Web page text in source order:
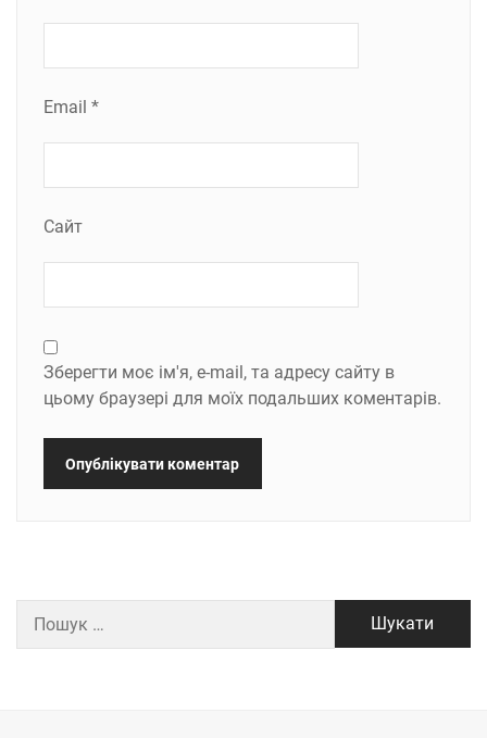
Email *
Сайт
Зберегти моє ім'я, e-mail, та адресу сайту в
цьому браузері для моїх подальших коментарів.